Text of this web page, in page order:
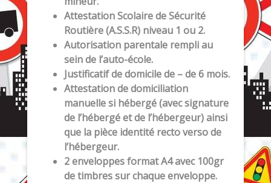
Attestation Scolaire de Sécurité
Routière (A.S.S.R) niveau 1 ou 2.
Autorisation parentale rempli au
sein de l’auto-école.
Justificatif de domicile de – de 6 mois.
Attestation de domiciliation
manuelle si hébergé (avec signature
de l’hébergé et de l’hébergeur) ainsi
que la pièce identité recto verso de
l’hébergeur.
2 enveloppes format A4 avec 100gr
de timbres sur chaque enveloppe.